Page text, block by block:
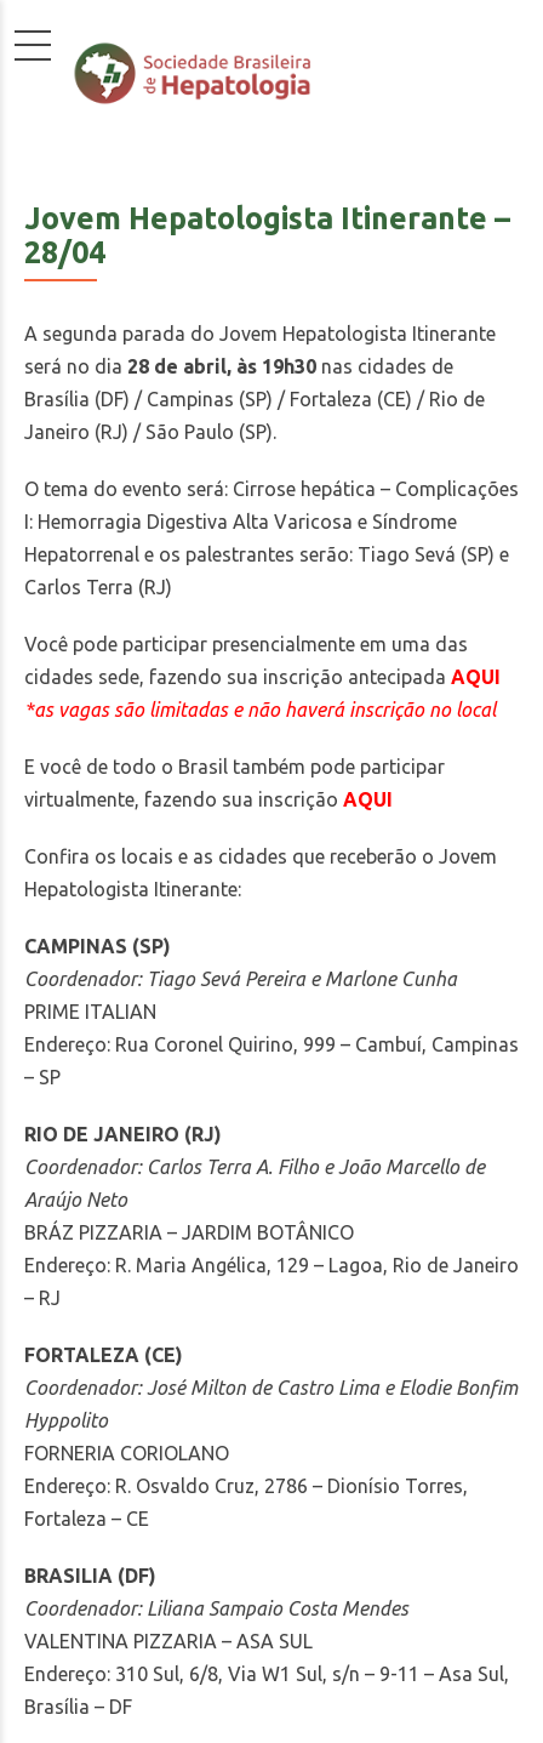
Jovem Hepatologista Itinerante –
28/04
A segunda parada do Jovem Hepatologista Itinerante
será no dia 28 de abril, às 19h30 nas cidades de
Brasília (DF) / Campinas (SP) / Fortaleza (CE) / Rio de
Janeiro (RJ) / São Paulo (SP).
O tema do evento será: Cirrose hepática – Complicações
I: Hemorragia Digestiva Alta Varicosa e Síndrome
Hepatorrenal e os palestrantes serão: Tiago Sevá (SP) e
Carlos Terra (RJ)
Você pode participar presencialmente em uma das
cidades sede, fazendo sua inscrição antecipada AQUI
*as vagas são limitadas e não haverá inscrição no local
E você de todo o Brasil também pode participar
virtualmente, fazendo sua inscrição AQUI
Confira os locais e as cidades que receberão o Jovem
Hepatologista Itinerante:
CAMPINAS (SP)
Coordenador: Tiago Sevá Pereira e Marlone Cunha
PRIME ITALIAN
Endereço: Rua Coronel Quirino, 999 – Cambuí, Campinas
– SP
RIO DE JANEIRO (RJ)
Coordenador: Carlos Terra A. Filho e João Marcello de
Araújo Neto
BRÁZ PIZZARIA – JARDIM BOTÂNICO
Endereço: R. Maria Angélica, 129 – Lagoa, Rio de Janeiro
– RJ
FORTALEZA (CE)
Coordenador: José Milton de Castro Lima e Elodie Bonfim
Hyppolito
FORNERIA CORIOLANO
Endereço: R. Osvaldo Cruz, 2786 – Dionísio Torres,
Fortaleza – CE
BRASILIA (DF)
Coordenador: Liliana Sampaio Costa Mendes
VALENTINA PIZZARIA – ASA SUL
Endereço: 310 Sul, 6/8, Via W1 Sul, s/n – 9-11 – Asa Sul,
Brasília – DF